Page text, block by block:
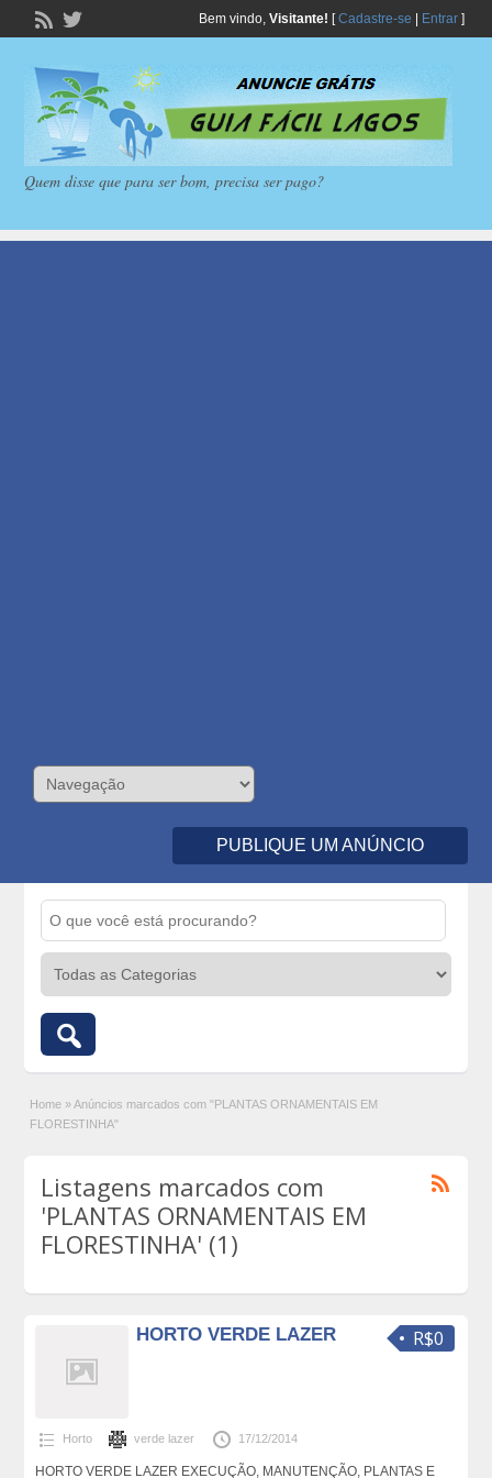
Bem vindo, Visitante! [Cadastre-se Entrar]
Quem disse que para ser bom, precisa ser pago?
PUBLIQUE UM ANÚNCIO
Home » Anúncios marcados com "PLANTAS ORNAMENTAIS EM
FLORESTINHA"
Listagens marcados com
'PLANTAS ORNAMENTAIS EM
FLORESTINHA' (1)
R$0
HORTO VERDE LAZER
Horto verde lazer 17/12/2014
HORTO VERDE LAZER EXECUÇÃO, MANUTENÇÃO, PLANTAS E